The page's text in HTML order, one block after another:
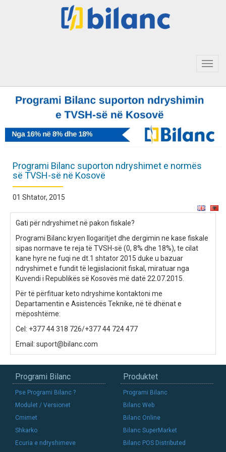
Programi Bilanc suporton ndryshimet e normës
së TVSH-së në Kosovë
01 Shtator, 2015
Gati për ndryshimet në pakon fiskale?
Programi Bilanc kryen llogaritjet dhe dergimin ne kase fiskale
sipas normave te reja të TVSH-së (0, 8% dhe 18%), te cilat
kane hyre ne fuqi ne dt.1 shtator 2015 duke u bazuar
ndryshimet e fundit të legjislacionit fiskal, miratuar nga
Kuvendi i Republikës së Kosovës më datë 22.07.2015.
Për të përfituar keto ndryshime kontaktoni me
Departamentin e Asistencës Teknike, në të dhënat e
mëposhtëme:
Cel: +377 44 318 726/+377 44 724 477
Email: suport@bilanc.com
Programi Bilanc
Pse Programi Bilanc ?
Modulet / Versionet
Cmimet
Shkarko
Ecuria e ndryshimeve
Produktet
Programi Bilanc
Bilanc Web
Bilanc Online
Bilanc SuperMarket
Bilanc POS Distributed